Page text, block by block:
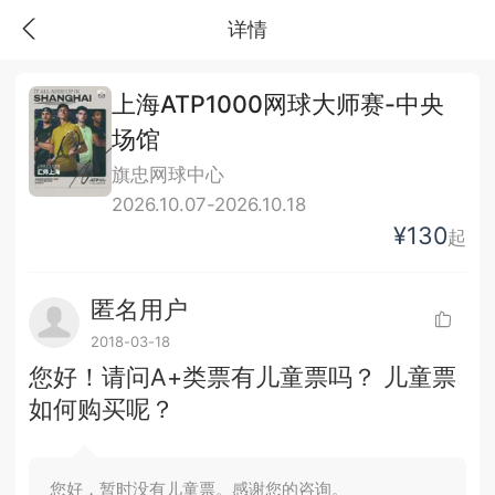
详情
上海ATP1000网球大师赛-中央
场馆
旗忠网球中心
2026.10.07-2026.10.18
¥130起
匿名用户
2018-03-18
您好！请问A+类票有儿童票吗？ 儿童票
如何购买呢？
您好，暂时没有儿童票。感谢您的咨询。